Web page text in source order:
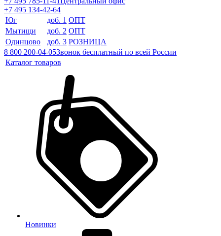
+7 495 134-42-64
Юг
доб. 1 ОПТ
Мытищи
доб. 2 ОПТ
Одинцово
доб. 3 РОЗНИЦА
8 800 200-04-05Звонок бесплатный по всей России
Каталог товаров
Новинки